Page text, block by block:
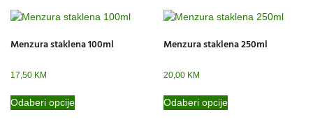
Menzura staklena 100ml
17,50 KM
Odaberi opcije
Menzura staklena 250ml
20,00 KM
Odaberi opcije